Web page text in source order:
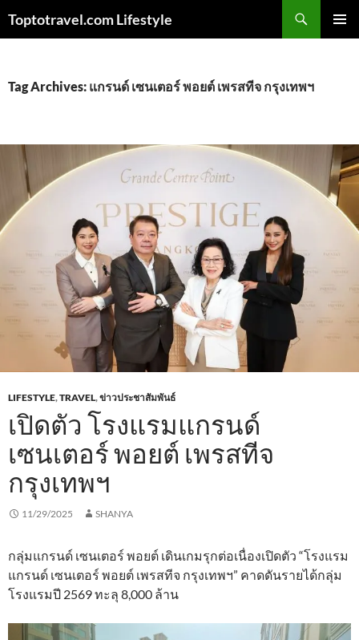
Toptotravel.com Lifestyle
Tag Archives: แกรนด์ เซนเตอร์ พอยต์ เพรสทีจ กรุงเทพฯ
LIFESTYLE,TRAVEL,ข่าวประชาสัมพันธ์
เปิดตัว โรงแรมแกรนด์
เซนเตอร์ พอยต์ เพรสทีจ
กรุงเทพฯ
11/29/2025 SHANYA
กลุ่มแกรนด์ เซนเตอร์ พอยต์ เดินเกมรุกต่อเนื่องเปิดตัว “โรงแรม
แกรนด์ เซนเตอร์ พอยต์ เพรสทีจ กรุงเทพฯ” คาดดันรายได้กลุ่ม
โรงแรมปี 2569 ทะลุ 8,000 ล้าน